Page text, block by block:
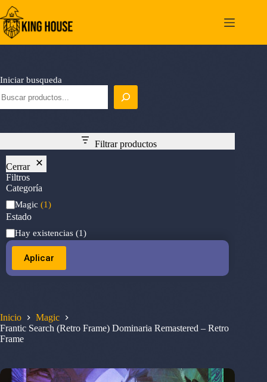
Saltar
al
contenido
Inicio
Magic
Frantic Search (Retro Frame) Dominaria Remastered – Retro
Frame
Iniciar busqueda
Filtrar productos
Cerrar
Filtros
Categoría
Categoría
Magic (1)
Estado
Estado
Hay existencias (1)
Aplicar